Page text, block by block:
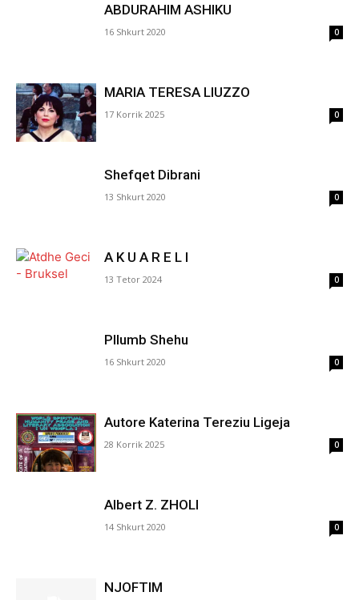
ABDURAHIM ASHIKU
16 Shkurt 2020 0
MARIA TERESA LIUZZO
17 Korrik 2025 0
Shefqet Dibrani
13 Shkurt 2020 0
A K U A R E L I
13 Tetor 2024 0
Pllumb Shehu
16 Shkurt 2020 0
Autore Katerina Tereziu Ligeja
28 Korrik 2025 0
Albert Z. ZHOLI
14 Shkurt 2020 0
NJOFTIM